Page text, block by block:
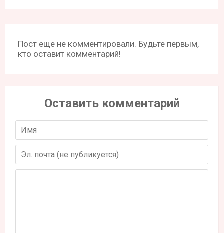
Пост еще не комментировали. Будьте первым,
кто оставит комментарий!
Оставить комментарий